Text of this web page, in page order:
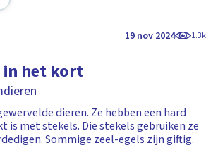
19 nov 2024 1.3k
in het kort
dieren. Ze hebben een hard
is met stekels. Die stekels gebruiken ze
Sommige zeel-egels zijn giftig.